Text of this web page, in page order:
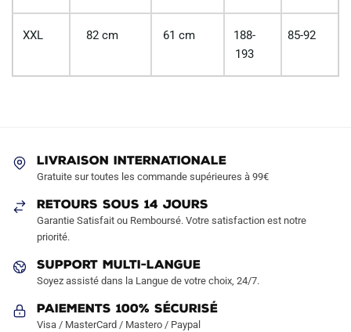
XXL 82 cm 61 cm
188-
193
85-92
LIVRAISON INTERNATIONALE
Gratuite sur toutes les commande supérieures à 99€
RETOURS SOUS 14 JOURS
Garantie Satisfait ou Remboursé. Votre satisfaction est notre
priorité.
SUPPORT MULTI-LANGUE
Soyez assisté dans la Langue de votre choix, 24/7.
Paiements 100% Sécurisé
Visa / MasterCard / Mastero / Paypal